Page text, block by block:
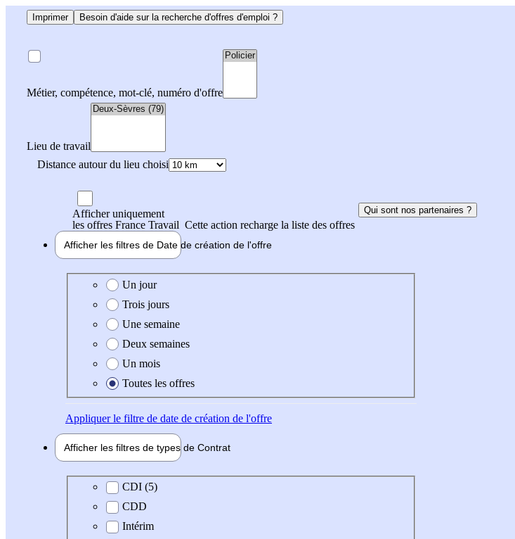
Imprimer Besoin d'aide sur la recherche d'offres d'emploi ?
Métier, compétence, mot-clé, numéro d'offre
Lieu de travail
Distance autour du lieu choisi
Afficher uniquement
les offres France Travail Cette action recharge la liste des offres
Qui sont nos partenaires ?
Afficher les filtres de Date de création de l'offre
Date de création de l'offre
Un jour
Trois jours
Une semaine
Deux semaines
Un mois
Toutes les offres
Appliquerle filtre de date de création de l'offre
Afficher les filtres de types de Contrat
Type de contrat
CDI (5)
CDD
Intérim